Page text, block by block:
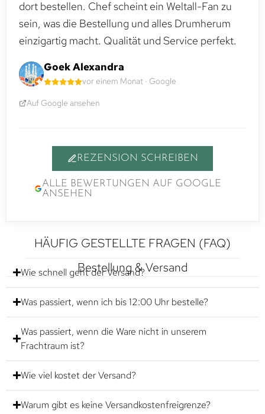
dort bestellen. Chef scheint ein Weltall-Fan zu
sein, was die Bestellung und alles Drumherum
einzigartig macht. Qualität und Service perfekt.
Goek Alexandra
vor einem Monat · Google
Auf Google ansehen
REZENSION SCHREIBEN
ALLE BEWERTUNGEN AUF GOOGLE
ANSEHEN
HÄUFIG GESTELLTE FRAGEN (FAQ)
Bestellung & Versand
Wie schnell geht der Versand?
Was passiert, wenn ich bis 12:00 Uhr bestelle?
Was passiert, wenn die Ware nicht in unserem
Frachtraum ist?
Wie viel kostet der Versand?
Warum gibt es keine Versandkostenfreigrenze?